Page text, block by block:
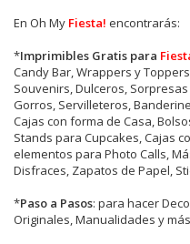
En Oh My Fiesta! encontrarás:
*Imprimibles Gratis para
Candy Bar, Wrappers y
Souvenirs, Dulceros,
Gorros, Servilleteros,
Cajas con forma de Casa,
Stands para Cupcakes, Cajas
elementos para Photo Calls,
Disfraces, Zapatos de Papel,
*Paso a Pasos: para hacer
Originales, Manualidades y